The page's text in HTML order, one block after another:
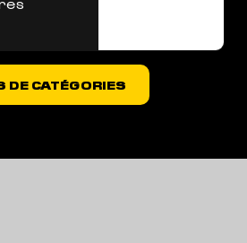
DE CATÉGORIES